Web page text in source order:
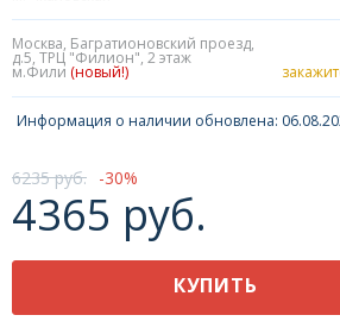
Москва, Багратионовский проезд,
д.5, ТРЦ "Филион", 2 этаж
м.Фили (новый!)
Информация о наличии обновлена:
6235 руб. 30
4365 руб.
КУПИТЬ